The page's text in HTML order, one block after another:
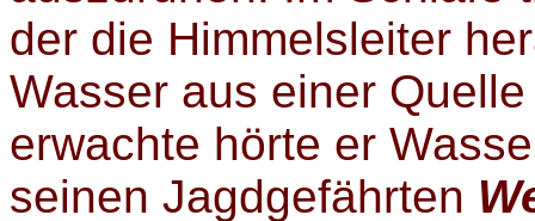
der die Himmelsleiter
Wasser aus einer
erwachte hörte er
seinen Jagdgefährten